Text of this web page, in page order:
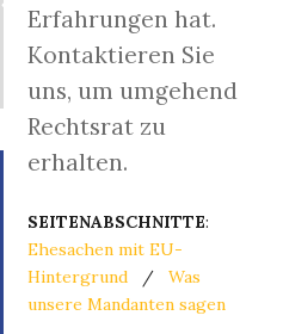
Erfahrungen hat.
Kontaktieren Sie
uns, um umgehend
Rechtsrat zu
erhalten.
SEITENABSCHNITTE:
Ehesachen mit EU-
Hintergrund / Was
unsere Mandanten sagen